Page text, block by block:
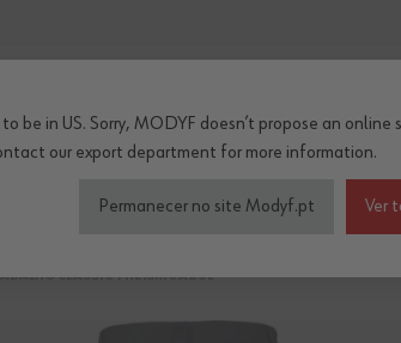
Roupa de
CLASSIC THERMIC AZUL
to be in US. Sorry, MODYF doesn’t propose an online
our export department for more information.
Permanecer no site Modyf.pt Ver